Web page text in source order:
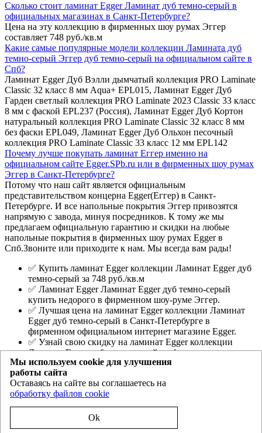
Сколько стоит ламинат Egger Ламинат дуб темно-серый в
официальных магазинах в Санкт-Петербурге?
Цена на эту коллекцию в фирменных шоу румах Эггер
составляет 748 руб./кв.м
Какие самые популярные модели коллекции Ламината дуб
темно-серый Эггер дуб темно-серый на официальном сайте в
Спб?
Ламинат Egger Дуб Вэлли дымчатый коллекция PRO Laminate
Classic 32 класс 8 мм Aqua+ EPL015, Ламинат Egger Дуб
Гарден светлый коллекция PRO Laminate 2023 Classic 33 класс
8 мм с фаской EPL237 (Россия), Ламинат Egger Дуб Кортон
натуральный коллекция PRO Laminate Classic 32 класс 8 мм
без фаски EPL049, Ламинат Egger Дуб Ольхон песочный
коллекция PRO Laminate Classic 33 класс 12 мм EPL142
Почему лучше покупать ламинат Еггер именно на
официальном сайте Egger.SPb.ru или в фирменных шоу румах
Эггер в Санкт-Петербурге?
Потому что наш сайт является официальным
представительством концерна Egger(Еггер) в Санкт-
Петербурге. И все напольные покрытия Эггер привозятся
напрямую с завода, минуя посредников. К тому же мы
предлагаем официальную гарантию и скидки на любые
напольные покрытия в фирменных шоу румах Egger в
Спб.Звоните или приходите к нам. Мы всегда вам рады!
✅ Купить ламинат Egger коллекции Ламинат Egger дуб
темно-серый за 748 руб./кв.м
✅ Ламинат Egger Ламинат Egger дуб темно-серый
купить недорого в фирменном шоу-руме Эггер.
✅ Лучшая цена на ламинат Egger коллекции Ламинат
Egger дуб темно-серый в Санкт-Петербурге в
фирменном официальном интернет магазине Egger.
✅ Узнай свою скидку на ламинат Egger коллекции
Ламинат Egger дуб темно-серый в официальных шоу-
румах или по телефону.
Egger.spb.ru - магазин ламината Эггер и Ever Sense в Санкт-
Петербурге
Мы используем cookie для улучшения
работы сайта
Оставаясь на сайте вы соглашаетесь на
обработку файлов cookie
Ok